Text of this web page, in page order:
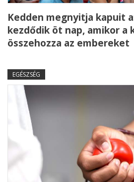
Kedden megnyitja kapuit
kezdődik öt nap, amikor a
összehozza az embereket
EGÉSZSÉG